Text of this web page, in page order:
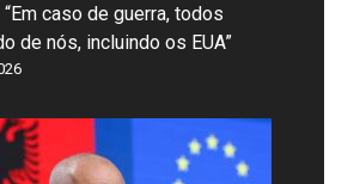
“Em caso de guerra, todos
de nós, incluindo os EUA”